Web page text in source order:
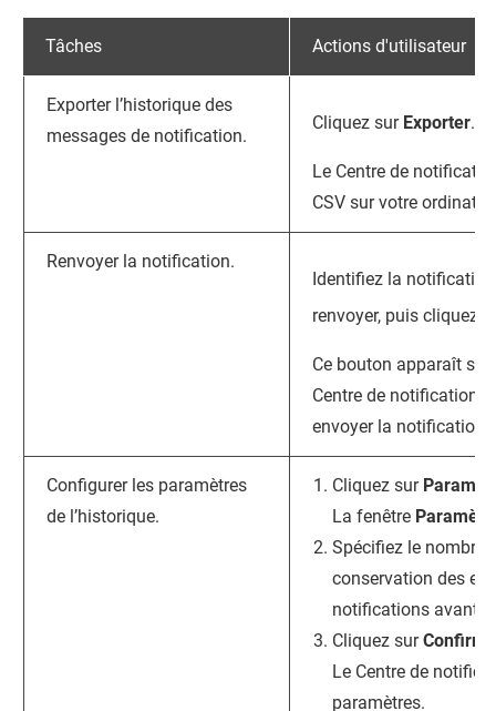
Tâches Actions d'utilisateur
Exporter l’historique des
messages de notification.
Cliquez sur Exporter.
Le Centre de
CSV sur votre
Renvoyer la notification.
Identifiez la
renvoyer, puis cliquez
Ce bouton apparaît
Centre de notifications
envoyer la notification
Configurer les paramètres
de l’historique.
Cliquez sur
La fenêtre
Spécifiez le nombre
conservation des
notifications avant
Cliquez sur
Le Centre de
paramètres.